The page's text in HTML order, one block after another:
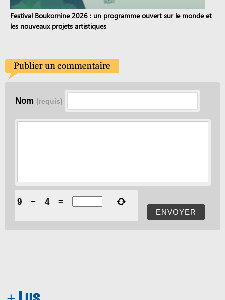
Festival Boukornine 2026 : un programme ouvert sur le monde et
les nouveaux projets artistiques
Nom (requis)
ENVOYER
9 − 4 =